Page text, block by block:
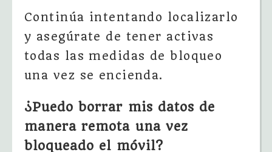
Continúa intentando localizarlo
y asegúrate de tener activas
todas las medidas de bloqueo
una vez se encienda.
¿Puedo borrar mis datos de
manera remota una vez
bloqueado el móvil?